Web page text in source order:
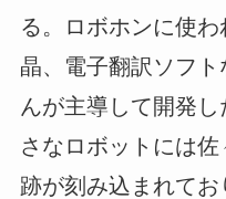
る。ロボホンに使
晶、電子翻訳ソフ
んが主導して開発
さなロボットには
跡が刻み込まれて